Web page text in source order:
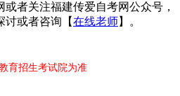
者关注福建传爱自考网公众号，
讨或者咨询【在线老师】。
育招生考试院为准